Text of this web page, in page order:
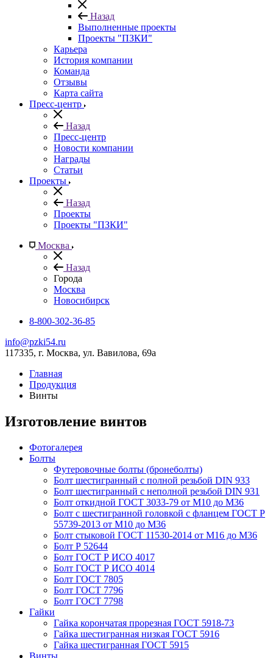
Назад
Выполненные проекты
Проекты "ПЗКИ"
Карьера
История компании
Команда
Отзывы
Карта сайта
Пресс-центр
Назад
Пресс-центр
Новости компании
Награды
Статьи
Проекты
Назад
Проекты
Проекты "ПЗКИ"
Москва
Назад
Города
Москва
Новосибирск
8-800-302-36-85
info@pzki54.ru
117335, г. Москва, ул. Вавилова, 69а
Главная
Продукция
Винты
Изготовление винтов
Фотогалерея
Болты
Футеровочные болты (бронеболты)
Болт шестигранный с полной резьбой DIN 933
Болт шестигранный с неполной резьбой DIN 931
Болт откидной ГОСТ 3033-79 от М10 до М36
Болт с шестигранной головкой с фланцем ГОСТ Р
55739-2013 от М10 до М36
Болт стыковой ГОСТ 11530-2014 от М16 до М36
Болт Р 52644
Болт ГОСТ Р ИСО 4017
Болт ГОСТ Р ИСО 4014
Болт ГОСТ 7805
Болт ГОСТ 7796
Болт ГОСТ 7798
Гайки
Гайка корончатая прорезная ГОСТ 5918-73
Гайка шестигранная низкая ГОСТ 5916
Гайка шестигранная ГОСТ 5915
Винты